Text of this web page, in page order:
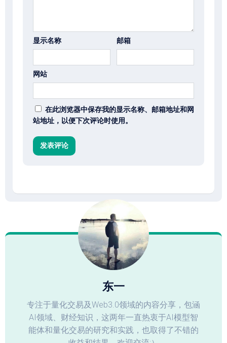
显示名称 邮箱
网站
在此浏览器中保存我的显示名称、邮箱地址和网
站地址，以便下次评论时使用。
东一
专注于量化交易及Web3.0领域的内容分享，包涵
AI领域、财经知识，这两年一直热衷于AI模型智
能体和量化交易的研究和实践，也取得了不错的